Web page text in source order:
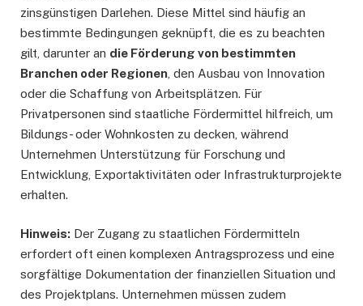
zinsgünstigen Darlehen. Diese Mittel sind häufig an
bestimmte Bedingungen geknüpft, die es zu beachten
gilt, darunter an die Förderung von bestimmten
Branchen oder Regionen , den Ausbau von Innovation
oder die Schaffung von Arbeitsplätzen. Für
Privatpersonen sind staatliche Fördermittel hilfreich, um
Bildungs- oder Wohnkosten zu decken, während
Unternehmen Unterstützung für Forschung und
Entwicklung, Exportaktivitäten oder Infrastrukturprojekte
erhalten.
Hinweis: Der Zugang zu staatlichen Fördermitteln
erfordert oft einen komplexen Antragsprozess und eine
sorgfältige Dokumentation der finanziellen Situation und
des Projektplans. Unternehmen müssen zudem